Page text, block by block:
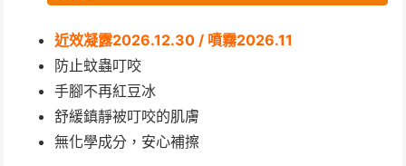
近效凝露2026.12.30 / 噴霧2026.11
防止蚊蟲叮咬
手腳不再紅豆冰
舒緩鎮靜被叮咬的肌膚
無化學成分，安心補擦